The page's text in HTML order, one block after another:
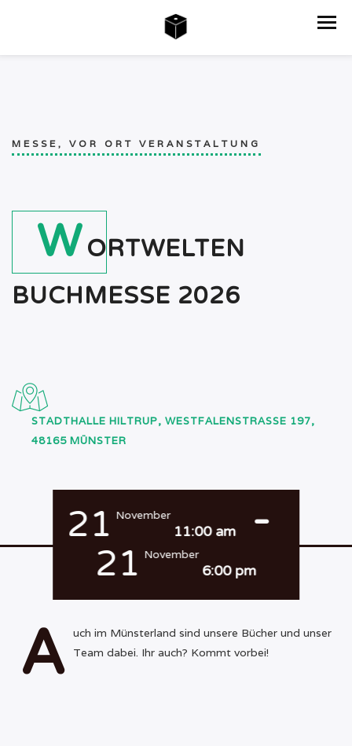
MESSE, VOR ORT VERANSTALTUNG
WORTWELTEN
BUCHMESSE 2026
STADTHALLE HILTRUP, WESTFALENSTRASSE 197, 4
8165 MÜNSTER
21 November
11:00 am -
21 November
6:00 pm
A uch im Münsterland sind unsere Bücher und unser
Team dabei. Ihr auch? Kommt vorbei!